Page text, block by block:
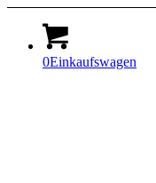
0Einkaufswagen